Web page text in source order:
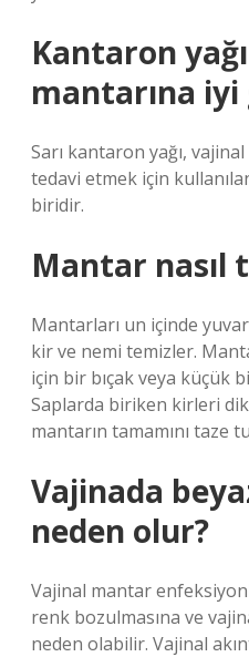
Kantaron
mantarına
Sarı kantaron yağı,
tedavi etmek için
biridir.
Mantar nasıl
Mantarları un içinde
kir ve nemi temizler.
için bir bıçak veya küçük
Saplarda biriken kirleri
mantarın tamamını taze
Vajinada
neden olur?
Vajinal mantar
renk bozulmasına ve
neden olabilir. Vajinal